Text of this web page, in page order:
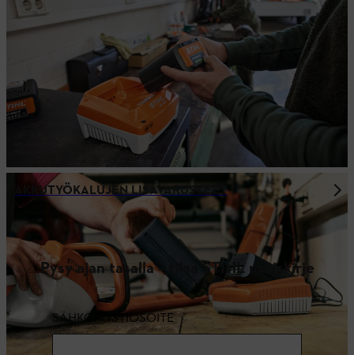
AKKUTYÖKALUJEN LISÄVARUSTEET
Pysy ajan tasalla – tilaa STIHL uutiskirje
SÄHKÖPOSTIOSOITE